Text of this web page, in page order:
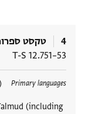
4 טקסט
T-S 12.751–53
Primary languages
(including
תגים